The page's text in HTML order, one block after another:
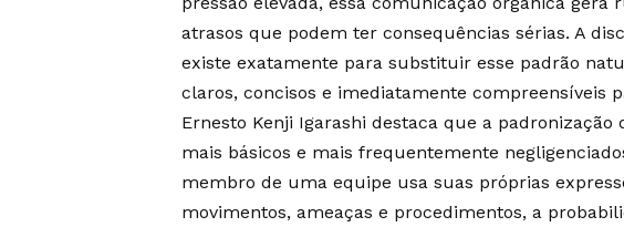
atrasos que podem ter consequências sérias. A
existe exatamente para substituir esse padrão
claros, concisos e imediatamente compreensíveis
Ernesto Kenji Igarashi destaca que a
mais básicos e mais frequentemente
membro de uma equipe usa suas próprias
movimentos, ameaças e procedimentos, a